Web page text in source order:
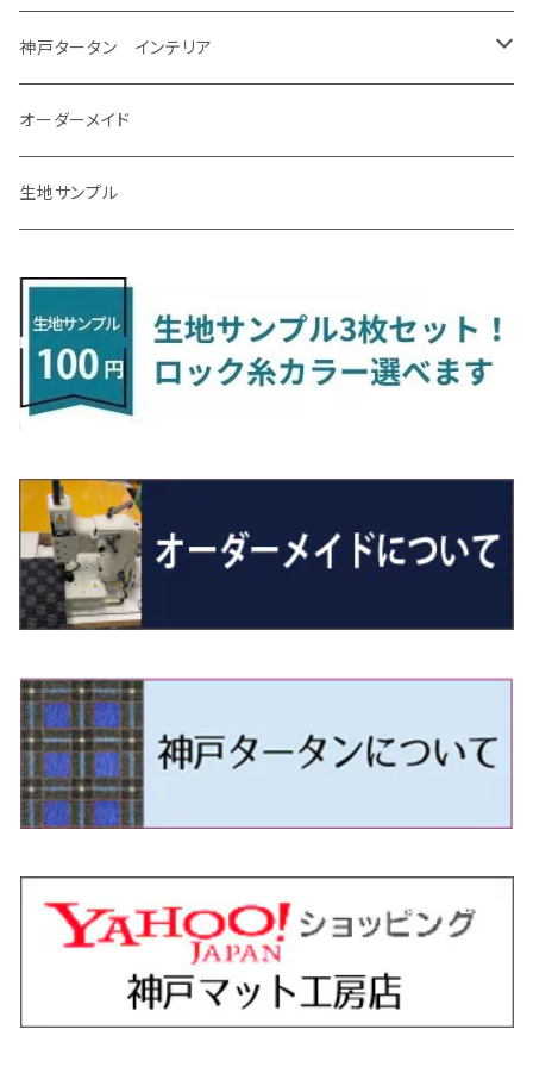
H23/12～R3/7 NHP10
R3/7～ MXPK系
アベンシス
H23/9～H30/4 270系
アリオン
H23/10～R3/3 260系
アルファード/ヴェルファイアＨＶ
H27/1～R5/6 30系
R5/6～ 40系
H24/4～29/10 20系
ヴィッツ
H22/12～R2/3 130系
ヴォクシー
H26/1～R4/1 80系
R4/1～ 90系
エスクァイア
H26/10～R3/12 80系
エスティマ
H18/1～H24/5（前期）
H24/5～R1/10（後期）
エスティマ・ハイブリッド
H18/6～H24/5（前期）
H24/5～R1/10（後期）
オーリス
H24/8～H30/3 180系
カムリ
H24/5～ 160系
カローラ・クロス
カローラ・スポーツ
H19/5～H29/10
ＬＳ５００/ＬＳ５００ｈ
H29/10～
ＬＸ
H27/9～R3/10 URJ201W
ＮＸ
R3/11～ 20系
H26/10～
ＲＸ
H27/10～R4/7 20系5人乗
H29/12～R4/7 20系7人乗
R4/11～ 10系
ＵＸ
H30/11～
R8/7～ E53
R3/8～ E13
ＮＶ３５０キャラバン
H24/6～ E26 3人乗
H24/6～ E26 5・6人乗
キューブ
H14/10～R2/3 Z11・Z12
キックス
R2/6~R8/6 15系(e-POWER)
R8/6～ 16系
H11/6～H16/10 Y34
サクラ
R4/5～ B6AW
シーマ
H13/1～R4/8 F50・Y51
シルビア
H3/1～H11/1 S13・S14
H11/1～H14/11 S15
シルフィ
H24/12～R3/10 TB17
ジューク
H22/6～R2/6 F15
スカイライン
H13/6～H18/11 V35
H26/2～ V37
スカイライン・クロスオーバー
H11/6～H16/10 Y34
H1/6～H11/6 Y30
セレナ
H22/11～H28/9 C26
H11/2～H24/2 TV系
H24/4～R4/1 S3系
サンバートラック
H24/2～H26/9 S200系
H26/9～ S500系
シフォン
H28/12～R1/7 LA600/610
ジャスティ
H23/5～ LA100系
ソルテラ
R4/5~ XEAM10X・YEAM15X
ディアスワゴン
H21/9～R2/4 S300系
トレジア
H22/11～H28/3 120系
フォレスター
H14/2～ SG/SH/SJ/SK系
プレオ
H22/4～H30/3 L275/285
プレオプラス
H24/12～H29/5 LA300/310
レヴォーグ
H15/6～R2/8 BN/BM/BL系
レガシィアウトバック
H15/10～ BP/BR/BS/BT系
レガシィツーリングワゴン
R1/5～ BP系
ＭＡＺＤＡ６
R1/8～ GJ系
ＭＸ－３０
R2/10～ DREJ3P
アクセラ/アクセラ・スポーツ
H24/11～R1/8 GJ系
キャロル
H27/1～ HB36/37/97S
キャロルエコ
H24/11～H27/1 HB35S
スクラム
H17/9～ DG64/DG17
スクラムトラック
H25/9～ DG16T
デミオ
H19/7～R1/7 DE/DJ系
ビアンテ
H20/7～30/3 CC系
ファミリア バン
H30/6～ 160系
H24/10～ MJ系
フレアクロスオーバー
H26/1～ MS系
R2/9～ S403/413P
コペン
H14/6～ L880/LA400K
タフト
R2/6～ LA900/910S
タント
R1/7～ LA650/660
H28/11～ M900系
ハイゼット・キャディー
H28/6～R3/9 LA700V
ハイゼット・カーゴ
H16/12～ S300/S700系
ハイゼット・トラック
H11/1～ S200/S500系
ブーン
H28/4～R5/12 M700系
ミラ
H18/12～ L275/285
ミラ・イース
H23/9～ LA300系
ミラ・ココア
H30/6～ LA550/560S
ムーヴ
H26/12～R5/7 LA150/160S
ムーヴキャンバス
R4/6～ HE33S
イグニス
H28/2～ FF21S
エスクード
H17/5～H27/10 TA/TD系
エブリィ
H13/9～ DA系
クロスビー(XBEE)
H29/12～R7/10 MN71S
ジムニー
H3/6～ JA/JB系
ジムニーノマド
R7/4～ JC74W
ジムニーワイド/ジムニーシエラ
H10/1～H14/1 JB33/43W
H14/1～ JB43/74W
スイフト/スイフトスポーツ
H22/9～ スイフト
H23/12～
スペーシア/スペーシアカスタム/スペーシアギア
H25/3～R5/11
R5/11～ MK54S・MK94S
スペーシアベース
H23/1～H27/8 MA15S
H27/8～R2/12 MA26/36/46S
ハスラー
H26/1～ MR系
H25/6～ B11W/B30系
ｅｋカスタム/ｅｋクロス
H25/6～H31/3 ｅｋカスタム
H31/3～ ｅｋクロス
ekクロスEV
R4/6～ B5AW
アイミーブ
H24/10～R2/12 GF系
アウトランダーＰＨＥＶ
H25/1～ GG/GN系 5人乗
エクリプスクロス/エクリプスクロスPHEV
H30/3～ GK/GL系
タウンボックス
H26/2～ DS17/64W
ディグニティ
H24/7～H29/1 BHGY51
デリカＤ：２
H23/3～ MB系
デリカＤ：３
H23/10～H31/4 BM20 7人乗
デリカＤ：５
R5/5～ B30系/BA系
パジェロ
H18/10～R1/8 7人乗ロング V90系
H23/12～H29/9 JF1/2
H29/9～R5/10 JF3/4
NBOXプラス/NBOXプラスカスタム
H24/7～H29/8 JF1/2
NBOXスラッシュ
H26/12～R2/2 JF1/2
NBOXジョイ
H24/11～R2/3 JG1・JG2
R2/11～ JG3・JG4
N-ONE e:
R7/9~ JG5
N-VAN
H30/7～ JJ1・JJ2
N-VAN e:
R6/10~ JJ3
N‐WGN/N‐WGNカスタム
H25/11～ JH1・JH2・JH3・JH4
S660
H27/4～R3/12 JW5
WR-V
R6/3～ DG5
ZR-V
H11/6～H30/7 バン HH5・HH6
H21/12～R3/4 トラック
アコード・アコードハイブリッド
H25/6～R2/2 CR系
H29/10～ ３HD系
ゴルフ
H25/4～R3/4 AU系
R3/6～ CDD系
H16/4～28/1 １T系 トゥラン
シャラン
H23/2～ 7N系
Tクロス
R2/7～ A1D系
ティグアン
H20/9～H29/1 5NC系
トゥアレグ
H15/9～H30/4 7L/7P系
パサート
H23/5～H27/7 3CCAX
H27/7～ 3CC/3CD系
ザ・ビートル
H24/4～R3/4 16C系
ポロ
H21/10～H30/3 6RC系
H30/3～ AW系
H24/11～30/10
H30/10～
Ｂクラス
H24/4～R1/6
Ｃクラス
H26/7～R4/2
ＣＬＡクラス
H27/6～R1/8
ＣＬＳクラス
H30/6～
Ｅクラス
H28/7～
ＧＬＡクラス
H26/5～R2/6
ＧＬＥクラス
R1/6～
Ｓクラス
H25/10～R3/10
Ｖクラス
H27/4～
MINI
MINIクロスオーバー
神戸タータン インテリア
ラグマット
ラグマットセカンド（L）
ラグマットミニ（S）
オーダーメイド
生地サンプル